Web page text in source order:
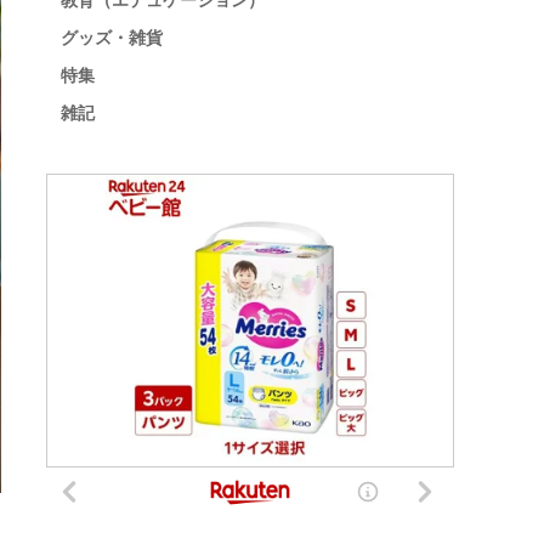
グッズ・雑貨
特集
雑記